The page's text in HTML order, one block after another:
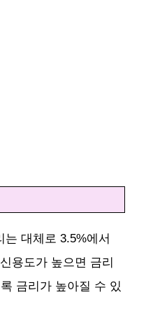
대체로 3.5%에서
용도가 높으면 금리
금리가 높아질 수 있